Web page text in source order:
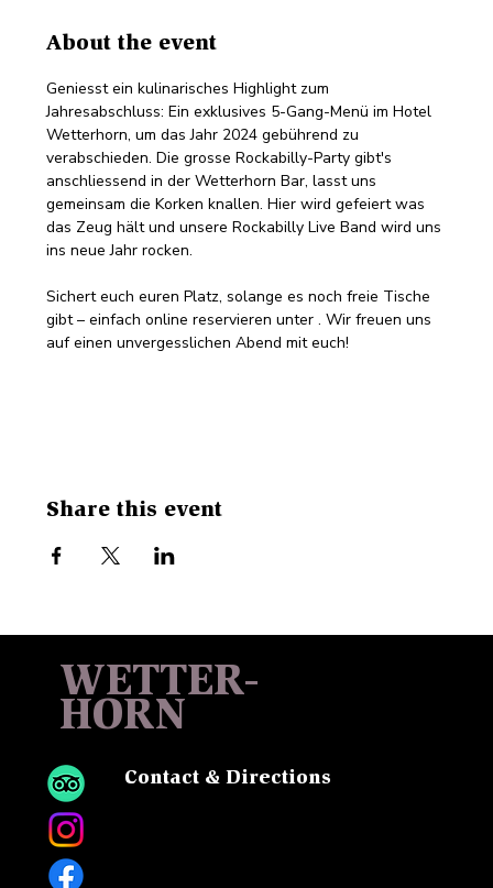
About the event
Geniesst ein kulinarisches Highlight zum
Jahresabschluss: Ein exklusives 5-Gang-Menü im Hotel
Wetterhorn, um das Jahr 2024 gebührend zu
verabschieden. Die grosse ﻿Rockabilly-Party gibt's
anschliessend in der Wetterhorn Bar, lasst uns
gemeinsam die Korken knallen. Hier wird gefeiert was
das Zeug hält und unsere Rockabilly Live Band wird uns
ins neue Jahr rocken.
Sichert euch euren Platz, solange es noch freie Tische
gibt – einfach online reservieren unter . Wir freuen uns
auf einen unvergesslichen Abend mit euch!
Share this event
WETTER-
HORN
Contact & Directions